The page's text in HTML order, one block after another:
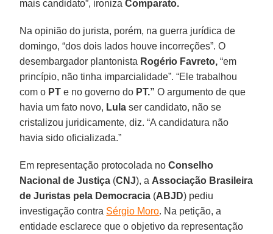
mais candidato”, ironizaComparato.
Na opinião do jurista, porém, na guerra jurídica de
domingo, “dos dois lados houve incorreções”. O
desembargador plantonista Rogério Favreto, “em
princípio, não tinha imparcialidade”. “Ele trabalhou
com o PT e no governo do PT.” O argumento de que
havia um fato novo, Lula ser candidato, não se
cristalizou juridicamente, diz. “A candidatura não
havia sido oficializada.”
Em representação protocolada noConselho
Nacional de Justiça (CNJ), a Associação Brasileira
de Juristas pela Democracia (ABJD) pediu
investigação contra Sérgio Moro. Na petição, a
entidade esclarece que o objetivo da representação